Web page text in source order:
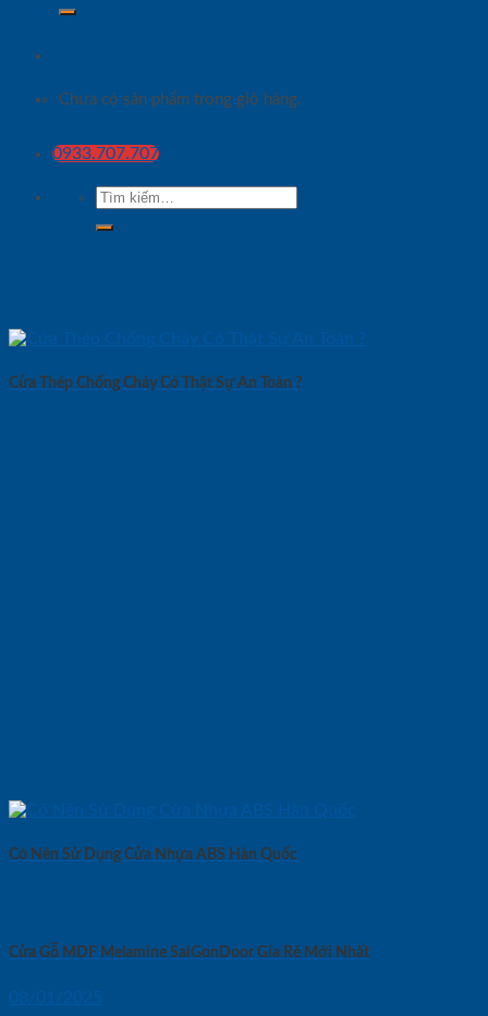
Chưa có sản phẩm trong giỏ hàng.
0933.707.707
Tìm
kiếm:
Cửa Thép Chống Cháy Có Thật Sự An Toàn ?
Có Nên Sử Dụng Cửa Nhựa ABS Hàn Quốc
Cửa Gỗ MDF Melamine SaiGonDoor Gía Rẻ Mới Nhất
08/01/2025